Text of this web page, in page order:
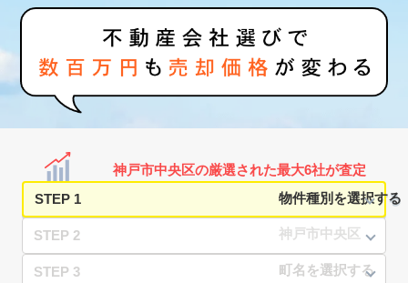
神戸市中央区の厳選された最大6社が査定
STEP 1
STEP 2
STEP 3
家査定シミュレーター
お問い合わせ